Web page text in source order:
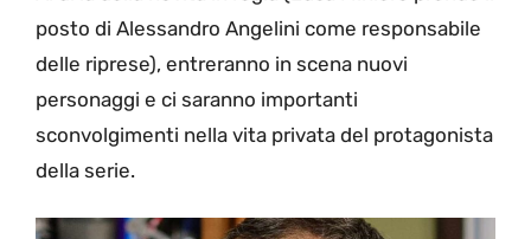
posto di Alessandro Angelini come responsabile
delle riprese), entreranno in scena nuovi
personaggi e ci saranno importanti
sconvolgimenti nella vita privata del protagonista
della serie.